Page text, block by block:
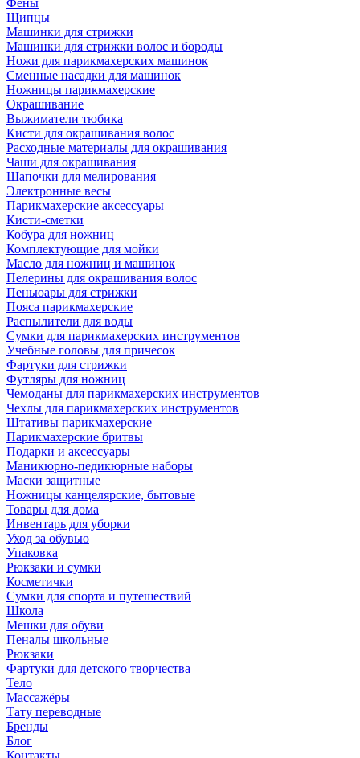
Фены
Щипцы
Машинки для стрижки
Машинки для стрижки волос и бороды
Ножи для парикмахерских машинок
Сменные насадки для машинок
Ножницы парикмахерские
Окрашивание
Выжиматели тюбика
Кисти для окрашивания волос
Расходные материалы для окрашивания
Чаши для окрашивания
Шапочки для мелирования
Электронные весы
Парикмахерские аксессуары
Кисти-сметки
Кобура для ножниц
Комплектующие для мойки
Масло для ножниц и машинок
Пелерины для окрашивания волос
Пеньюары для стрижки
Пояса парикмахерские
Распылители для воды
Сумки для парикмахерских инструментов
Учебные головы для причесок
Фартуки для стрижки
Футляры для ножниц
Чемоданы для парикмахерских инструментов
Чехлы для парикмахерских инструментов
Штативы парикмахерские
Парикмахерские бритвы
Подарки и аксессуары
Маникюрно-педикюрные наборы
Маски защитные
Ножницы канцелярские, бытовые
Товары для дома
Инвентарь для уборки
Уход за обувью
Упаковка
Рюкзаки и сумки
Косметички
Сумки для спорта и путешествий
Школа
Мешки для обуви
Пеналы школьные
Рюкзаки
Фартуки для детского творчества
Тело
Массажёры
Тату переводные
Бренды
Блог
Контакты